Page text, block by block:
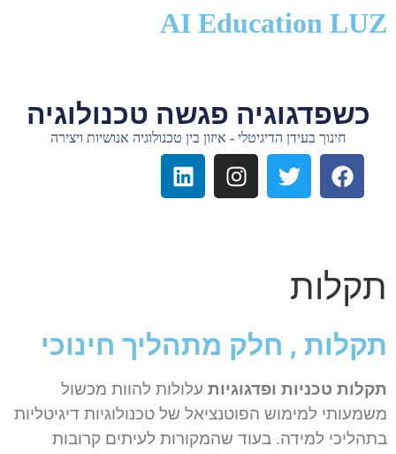
AI Education LUZ
כשפדגוגיה פגשה טכנולוגיה
חינוך בעידן הדיגיטלי - איזון בין טכנולוגיה אנושיות ויצירה
תקלות
תקלות , חלק מתהליך חינוכי
תקלות טכניות ופדגוגיות עלולות להוות מכשול
משמעותי למימוש הפוטנציאל של טכנולוגיות דיגיטליות
בתהליכי למידה. בעוד שהמקורות לעיתים קרובות